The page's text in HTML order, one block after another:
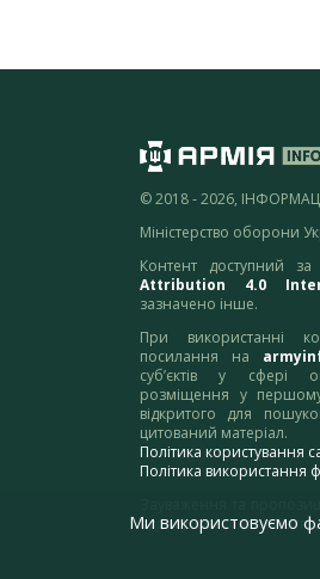
© 2018 - 2026,
Міністерство оборони
Контент доступний за
Attribution 4.0
зазначено інше.
При використанні
посилання на
суб’єктів у сфері
розміщення у
відкритого для
цитований матеріал.
Політика користування
Політика використання
адресу:
Ми використовуємо